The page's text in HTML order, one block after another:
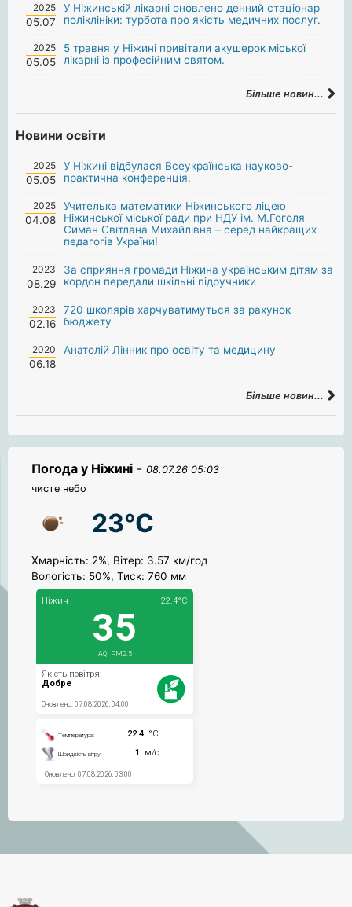
2025
05.07
У Ніжинській лікарні оновлено денний стаціонар
поліклініки: турбота про якість медичних послуг.
2025
05.05
5 травня у Ніжині привітали акушерок міської
лікарні із професійним святом.
Більше новин...
Новини освіти
2025
05.05
У Ніжині відбулася Всеукраїнська науково-
практична конференція.
2025
04.08
Учителька математики Ніжинського ліцею
Ніжинської міської ради при НДУ ім. М.Гоголя
Симан Світлана Михайлівна – серед найкращих
педагогів України!
2023
08.29
За сприяння громади Ніжина українським дітям за
кордон передали шкільні підручники
2023
02.16
720 школярів харчуватимуться за рахунок
бюджету
2020
06.18
Анатолій Лінник про освіту та медицину
Більше новин...
Погода у Ніжині - 08.07.26 05:03
чисте небо
23°C
Хмарність: 2%, Вітер: 3.57 км/год
Вологість: 50%, Тиск: 760 мм